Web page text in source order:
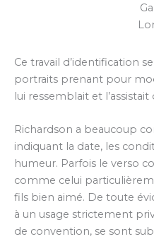
Ce travail d’identification
portraits prenant pour
lui ressemblait et
Richardson a beaucoup
indiquant la date, les
humeur. Parfois le verso
comme celui
fils bien aimé. De toute
à un usage strictement
de convention, se sont